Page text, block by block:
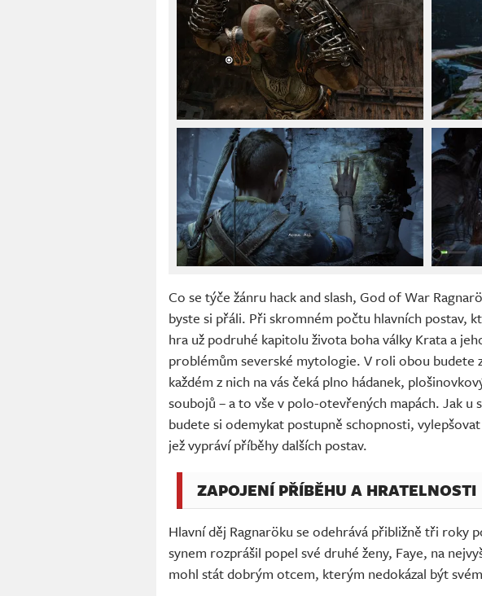
Co se týče žánru hack and slash, God of War
byste si přáli. Při skromném počtu hlavních postav,
hra už podruhé kapitolu života boha války Krata a
problémům severské mytologie. V roli obou budete
každém z nich na vás čeká plno hádanek,
soubojů – a to vše v polo-otevřených mapách. Jak u
budete si odemykat postupně schopnosti,
jež vypráví příběhy dalších postav.
ZAPOJENÍ PŘÍBĚHU A HRATELNOSTI
Hlavní děj Ragnaröku se odehrává přibližně tři roky
synem rozprášil popel své druhé ženy, Faye, na
mohl stát dobrým otcem, kterým nedokázal být